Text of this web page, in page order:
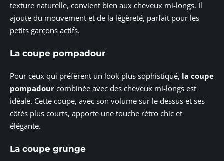
texture naturelle, convient bien aux cheveux mi-longs. Il
ajoute du mouvement et de la légèreté, parfait pour les
petits garçons actifs.
La coupe pompadour
Pour ceux qui préfèrent un look plus sophistiqué, la coupe
pompadour combinée avec des cheveux mi-longs est
idéale. Cette coupe, avec son volume sur le dessus et ses
côtés plus courts, apporte une touche rétro chic et
élégante.
La coupe grunge